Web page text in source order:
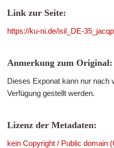
Link zur Seite:
https://ku-ni.de/isil_DE-
Anmerkung zum Original:
Dieses Exponat kann nur nach
Verfügung gestellt werden.
Lizenz der Metadaten:
kein Copyright / Public domain